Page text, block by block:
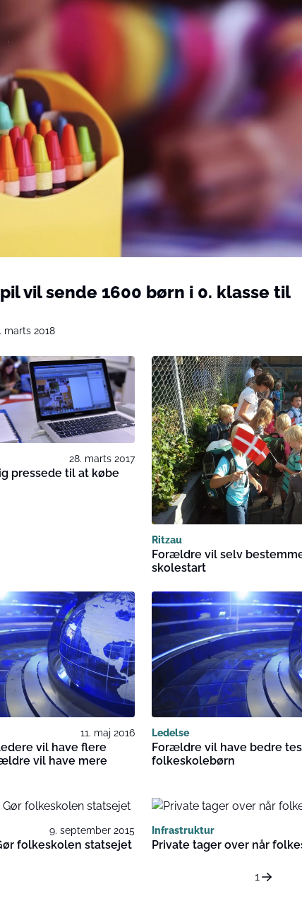
vil sende 1600 børn i 0. klasse til
marts 2018
28. marts 2017
pressede til at købe
Ritzau
Forældre vil selv
skolestart
11. maj 2016
vil have flere
vil have mere
Ledelse
Forældre vil have bedre
folkeskolebørn
9. september 2015
folkeskolen statsejet
Infrastruktur
Private tager over når
1